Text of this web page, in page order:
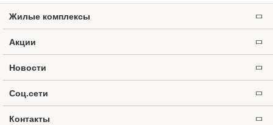
Жилые комплексы
Акции
Новости
Соц.сети
Контакты